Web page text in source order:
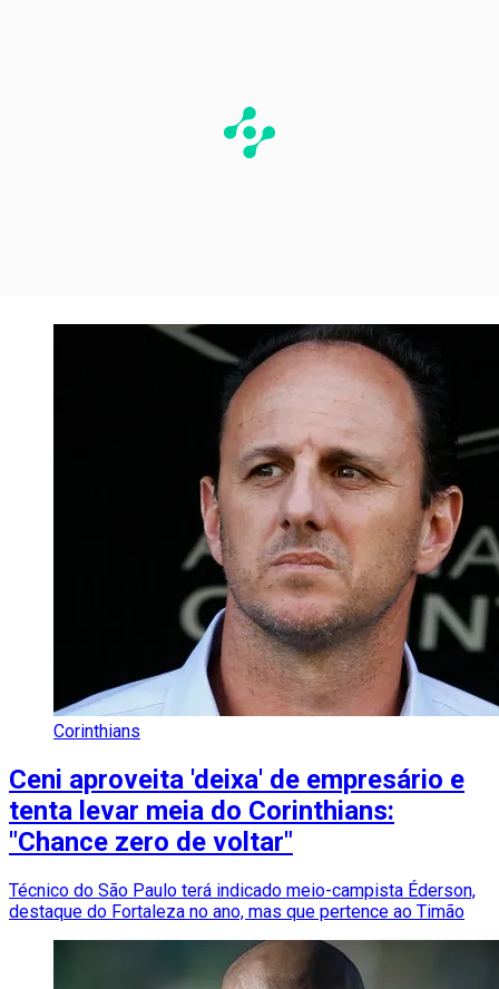
Corinthians
Ceni aproveita 'deixa' de empresário e
tenta levar meia do Corinthians:
"Chance zero de voltar"
Técnico do São Paulo terá indicado meio-campista Éderson,
destaque do Fortaleza no ano, mas que pertence ao Timão